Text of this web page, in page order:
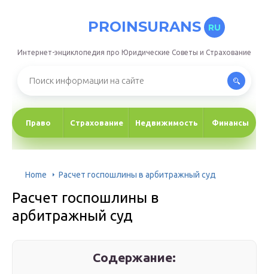
PROINSURANS RU
Интернет-энциклопедия про Юридические Советы и Страхование
Право Страхование Недвижимость Финансы
Home Расчет госпошлины в арбитражный суд
Расчет госпошлины в
арбитражный суд
Содержание: